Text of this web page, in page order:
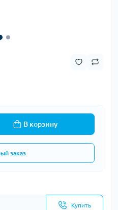
В корзину
заказ
Купить